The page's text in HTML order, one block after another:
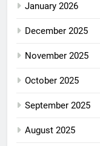
January 2026
December 2025
November 2025
October 2025
September 2025
August 2025